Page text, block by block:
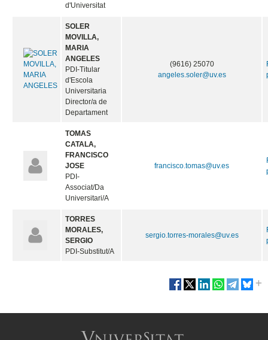
d'Universitat
SOLER
MOVILLA,
MARIA
ANGELES
PDI-Titular
d'Escola
Universitaria
Director/a de
Departament
(9616) 25070
angeles.soler@uv.es
TOMAS
CATALA,
FRANCISCO
JOSE
PDI-
Associat/Da
Universitari/A
francisco.tomas@uv.es
TORRES
MORALES,
SERGIO
PDI-Substitut/A
sergio.torres-morales@uv.es